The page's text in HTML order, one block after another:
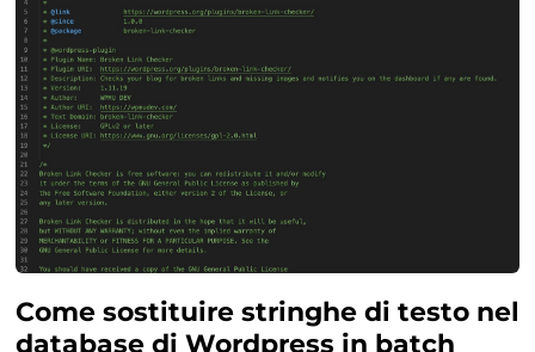
Come sostituire stringhe di testo nel
database di Wordpress in batch